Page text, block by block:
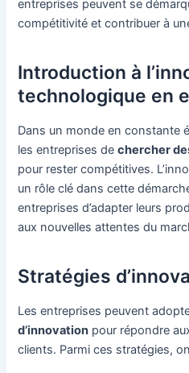
entreprises peuvent se
compétitivité et contribuer à
Introduction à
technologique en
Dans un monde en constante
les entreprises dechercher
pour rester compétitives.
un rôle clé dans cette
entreprises d’adapter leurs
aux nouvelles attentes du
Stratégies
Les entreprises peuvent
d’innovation pour répondre
clients. Parmi ces stratégies,